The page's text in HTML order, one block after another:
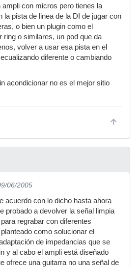
ampli con micros pero tienes la
la pista de linea de la DI de jugar con
o bien un plugin como el
ring o similares, un pod que da
volver a usar esa pista en el
diferente o cambiando
acondicionar no es el mejor sitio
06/2005
acuerdo con lo dicho hasta ahora
probado a devolver la señal limpia
regrabar con diferentes
como solucionar el
de impedancias que se
y al cabo el ampli está diseñado
ofrece una guitarra no una señal de